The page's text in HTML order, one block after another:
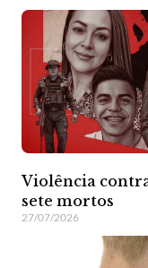
Violência
sete mortos
27/07/2026